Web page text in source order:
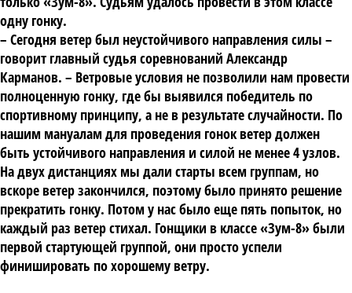
одну гонку.
– Сегодня ветер был неустойчивого направления силы –
говорит главный судья соревнований Александр
Карманов. – Ветровые условия не позволили нам провести
полноценную гонку, где бы выявился победитель по
спортивному принципу, а не в результате случайности. По
нашим мануалам для проведения гонок ветер должен
быть устойчивого направления и силой не менее 4 узлов.
На двух дистанциях мы дали старты всем группам, но
вскоре ветер закончился, поэтому было принято решение
прекратить гонку. Потом у нас было еще пять попыток, но
каждый раз ветер стихал. Гонщики в классе «Зум-8» были
первой стартующей группой, они просто успели
финишировать по хорошему ветру.